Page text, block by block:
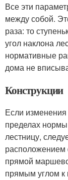
Все эти
между собой.
раза: то
угол наклона
нормативные
дома не
Конструкции
Если
пределах
лестницу,
расположением
прямой
прямым углом к